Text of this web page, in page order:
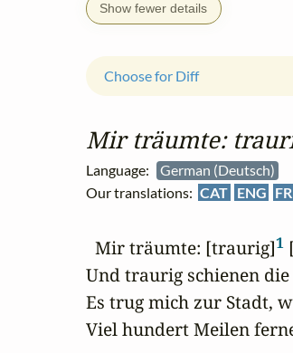
Show fewer details
Mir träumte:
Language:
German (Deutsch)
Our translations: CAT ENG
Choose for Diff
  Mir träumte: [traurig]
1
Und traurig schienen die
Es trug mich zur Stadt,
Viel hundert Meilen